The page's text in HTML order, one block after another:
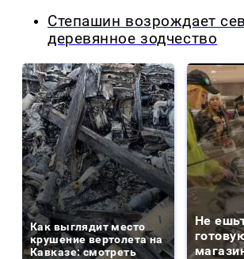
Степашин возрождает
деревянное зодчество
Как выглядит место
крушение вертолета на
Кавказе: смотреть
Не